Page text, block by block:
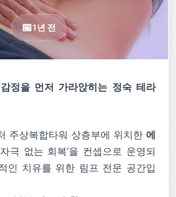
1년 전
정을 먼저 가라앉히는 정숙 테라
주상복합타워 상층부에 위치한 에
극 없는 회복’을 컨셉으로 운영되
인 치유를 위한 림프 전문 공간입